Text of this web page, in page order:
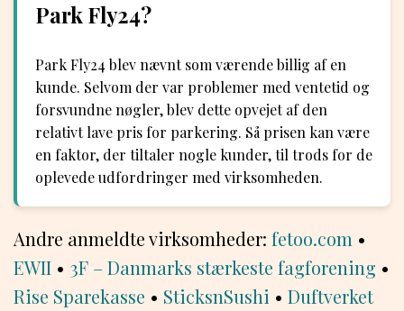
Park Fly24?
Park Fly24 blev nævnt som værende billig af en
kunde. Selvom der var problemer med ventetid og
forsvundne nøgler, blev dette opvejet af den
relativt lave pris for parkering. Så prisen kan være
en faktor, der tiltaler nogle kunder, til trods for de
oplevede udfordringer med virksomheden.
Andre anmeldte virksomheder: fetoo.com •
EWII • 3F – Danmarks stærkeste fagforening •
Rise Sparekasse • SticksnSushi • Duftverket